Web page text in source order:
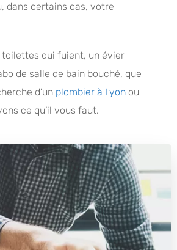
dans certains cas, votre
toilettes qui fuient, un évier
de salle de bain bouché, que
d’un plombier à Lyon ou
ce qu’il vous faut.